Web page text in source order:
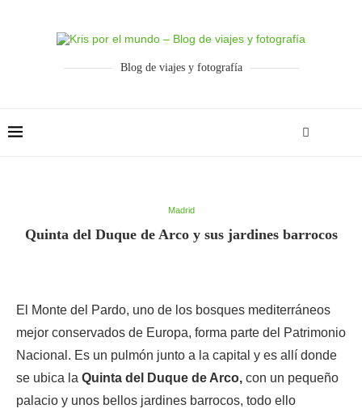
Blog de viajes y fotografía
Madrid
Quinta del Duque de Arco y sus jardines barrocos
El Monte del Pardo, uno de los bosques mediterráneos
mejor conservados de Europa, forma parte del Patrimonio
Nacional. Es un pulmón junto a la capital y es allí donde
se ubica la Quinta del Duque de Arco, con un pequeño
palacio y unos bellos jardines barrocos, todo ello